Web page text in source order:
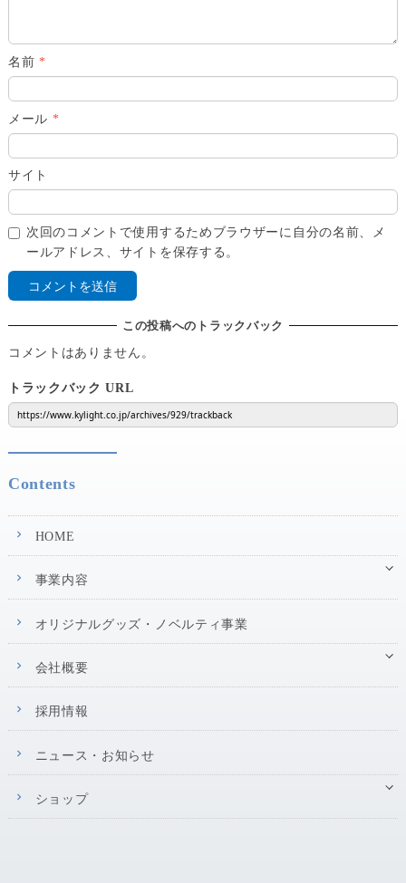
名前 *
メール *
サイト
次回のコメントで使用するためブラウザーに自分の名前、メ
ールアドレス、サイトを保存する。
この投稿へのトラックバック
コメントはありません。
トラックバック URL
Contents
HOME
事業内容
オリジナルグッズ・ノベルティ事業
会社概要
採用情報
ニュース・お知らせ
ショップ